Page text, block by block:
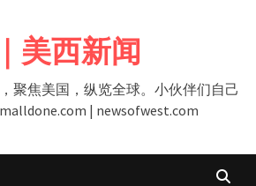
美西新闻
聚焦美国，纵览全球。小伙伴们自己
| newsofwest.com